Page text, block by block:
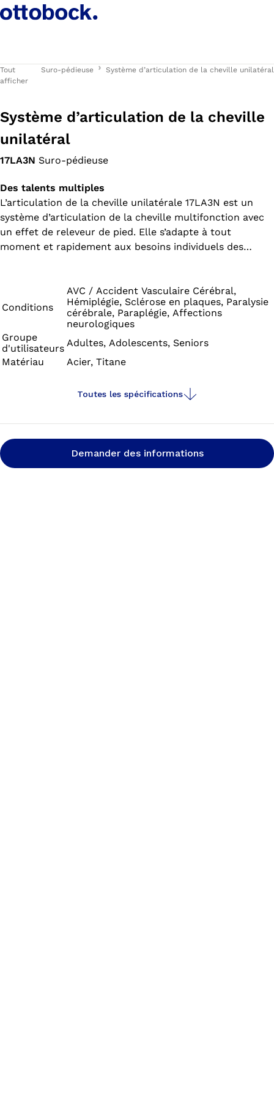
Tout
afficher
Suro-pédieuse Système d’articulation de la cheville unilatéral
Système d’articulation de la cheville
unilatéral
17LA3N Suro-pédieuse
Des talents multiples
L’articulation de la cheville unilatérale 17LA3N est un
système d’articulation de la cheville multifonction avec
un effet de releveur de pied. Elle s’adapte à tout
moment et rapidement aux besoins individuels des
utilisation unilatérale est possible pour un poids
maximum de 100 kg et une utilisation bilatérale est
permise pour un poids allant jusqu’à 160 kg. Bien qu’elle
offre de multiples possibilités, cette articulation est
légère et discrète.
Conditions
AVC / Accident Vasculaire Cérébral,
Hémiplégie, Sclérose en plaques, Paralysie
cérébrale, Paraplégie, Affections
neurologiques
Groupe
d'utilisateurs Adultes, Adolescents, Seniors
Matériau
Acier, Titane
Toutes les spécifications
Demander des informations